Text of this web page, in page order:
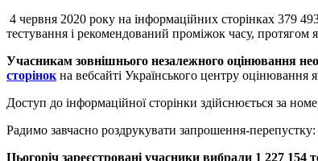
4 червня 2020 року на інформаційних сторінках 379
тестування і рекомендований проміжок часу,
Учасникам зовнішнього незалежного оцінювання
сторінок на вебсайті Українського центру оцінювання
Доступ до інформаційної сторінки здійснюється за
Радимо завчасно роздрукувати запрошення-
Цьогоріч зареєстровані учасники вибрали 1 227 154